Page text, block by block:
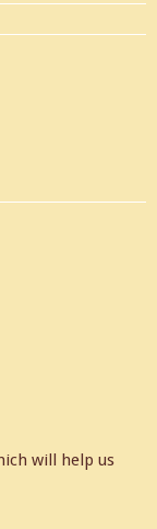
will help us